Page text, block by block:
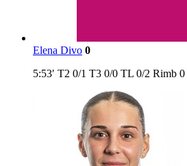
Elena Divo 0
5:53′ T2 0/1 T3 0/0 TL 0/2 Rimb 0